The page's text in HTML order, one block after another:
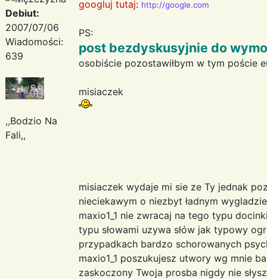
Debiut:
2007/07/06
Wiadomości:
639
,,Bodzio Na
Fali,,
googluj tutaj: http://google.com
PS:
post bezdyskusyjnie do
osobiście pozostawiłbym w tym poście
misiaczek
misiaczek wydaje mi sie ze Ty jednak
nieciekawym o niezbyt ładnym wygladzie
maxio1_1 nie zwracaj na tego typu
typu słowami uzywa słów jak typowy
przypadkach bardzo schorowanych
maxio1_1 poszukujesz utwory wg mnie
zaskoczony Twoja prosba nigdy nie